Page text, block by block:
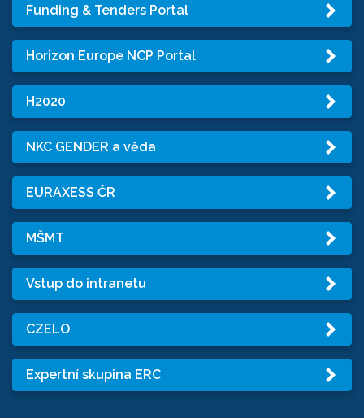
Funding & Tenders Portal
Horizon Europe NCP Portal
H2020
NKC GENDER a věda
EURAXESS ČR
MŠMT
Vstup do intranetu
CZELO
Expertní skupina ERC